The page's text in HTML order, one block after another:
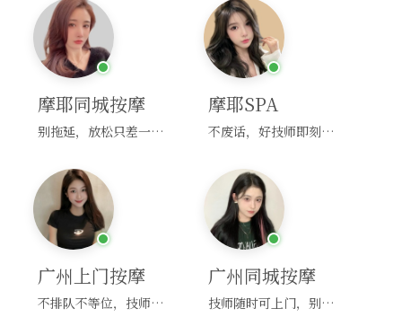
摩耶同城按摩
别拖延，放松只差一次点击！
摩耶SPA
不废话，好技师即刻上门，约！
广州上门按摩
不排队不等位，技师直奔你家！
广州同城按摩
技师随时可上门，别啰嗦，赶紧约！